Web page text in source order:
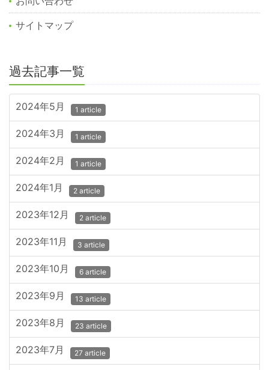
サイトマップ
過去記事一覧
2024年5月 1 article
2024年3月 1 article
2024年2月 1 article
2024年1月 2 article
2023年12月 2 article
2023年11月 3 article
2023年10月 6 article
2023年9月 13 article
2023年8月 23 article
2023年7月 27 article